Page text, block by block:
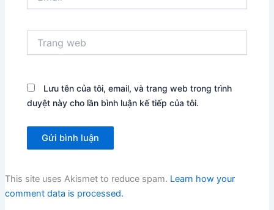
web
Lưu tên của tôi, email, và trang web trong trình
duyệt này cho lần bình luận kế tiếp của tôi.
This site uses Akismet to reduce spam. Learn how your
comment data is processed.